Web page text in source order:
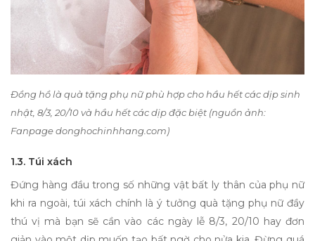
Đồng hồ là quà tặng phụ nữ phù hợp cho hầu hết các dịp sinh
nhật, 8/3, 20/10 và hầu hết các dịp đặc biệt (nguồn ảnh:
Fanpage donghochinhhang.com)
1.3. Túi xách
Đứng hàng đầu trong số những vật bất ly thân của phụ nữ
khi ra ngoài, túi xách chính là ý tưởng quà tặng phụ nữđầy
thú vị mà bạn sẽ cần vào các ngày lễ 8/3, 20/10 hay đơn